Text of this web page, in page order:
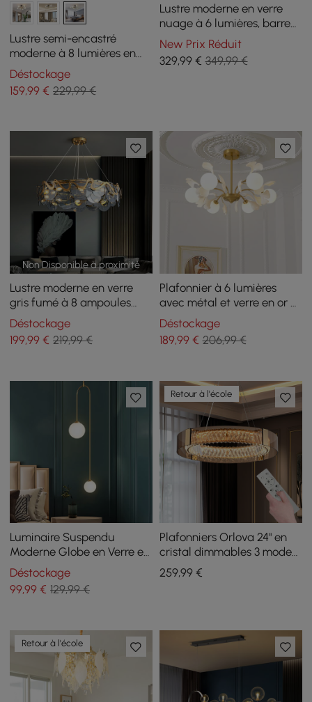
Lustre semi-encastré
moderne à 8 lumières en
verre blanc
Déstockage
159,99 € 229,99 €
Lustre moderne en verre
nuage à 6 lumières, barre
de suspension réglable
New Prix Réduit
329,99€ 349,99 €
Non Disponible à proximité
Lustre moderne en verre
gris fumé à 8 ampoules
avec câbles réglables
Déstockage
199,99 € 219,99 €
Plafonnier à 6 lumières
avec métal et verre en or et
blanc
Déstockage
189,99€ 206,99 €
Luminaire Suspendu
Moderne Globe en Verre en
Forme de U en Or Pour
Salon et Chambre à
Coucher
Déstockage
99,99 € 129,99 €
Retour à l'école
Plafonniers Orlova 24" en
cristal dimmables 3 modes,
lustre LED en cristal
259,99€
Retour à l'école